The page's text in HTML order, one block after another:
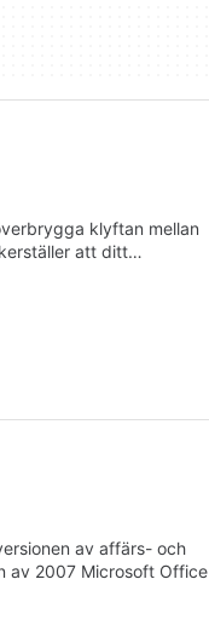
klyftan mellan
att ditt…
av affärs- och
av 2007 Microsoft Office